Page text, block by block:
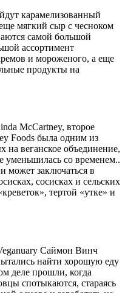
карамелизованный
мягкий сыр с чесноком
самой большой
ассортимент
и мороженого, а еще
продукты на
McCartney, второе
Foods была одним из
на веганское объединение,
уменьшилась со временем..
может заключаться в
сосисках и сельских
тертой «утке» и
Саймон Винч
найти хорошую еду
деле прошли, когда
спотыкаются, стараясь